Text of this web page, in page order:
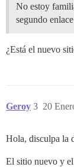
No estoy
segundo
¿Está el nuevo
Geroy 20
3
Hola, disculpa la
El sitio nuevo y